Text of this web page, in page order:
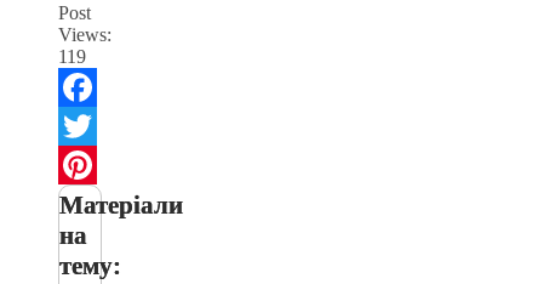
Post
Views:
119
Facebook
Twitter
Pinterest
Матеріали
на
тему: